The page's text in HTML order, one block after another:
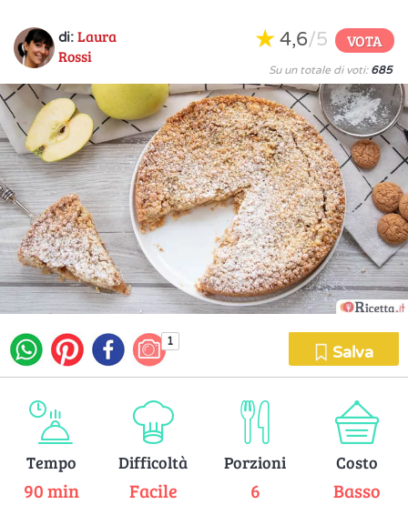
di: Laura
Rossi
4,6/5 VOTA
Su un totale di voti: 685
1
Salva
Tempo
90 min
Difficoltà
Facile
Porzioni
6
Costo
Basso